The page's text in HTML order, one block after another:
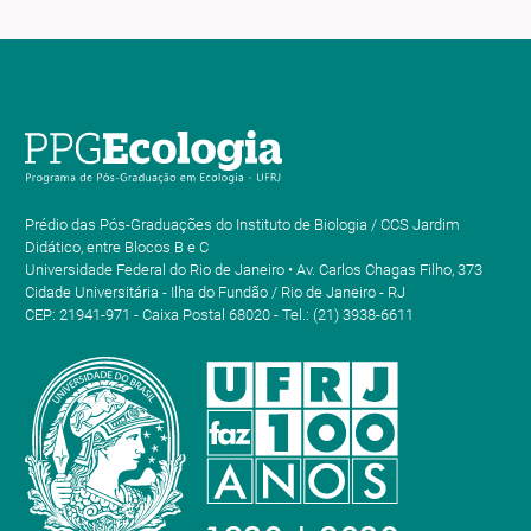
Prédio das Pós-Graduações do Instituto de Biologia / CCS Jardim
Didático, entre Blocos B e C
Universidade Federal do Rio de Janeiro • Av. Carlos Chagas Filho, 373
Cidade Universitária - Ilha do Fundão / Rio de Janeiro - RJ
CEP: 21941-971 - Caixa Postal 68020 - Tel.: (21) 3938-6611